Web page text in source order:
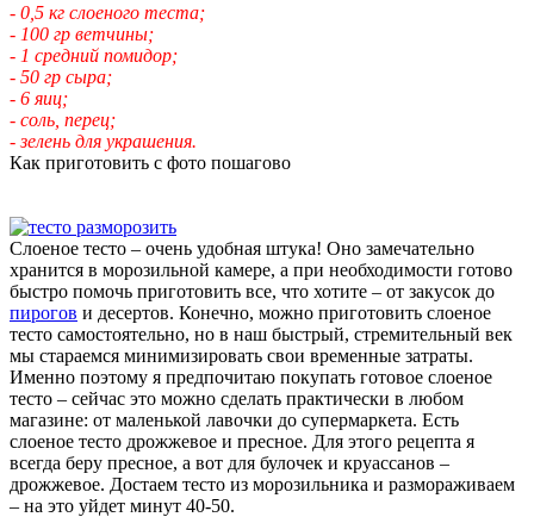
- 0,5 кг слоеного теста;
- 100 гр ветчины;
- 1 средний помидор;
- 50 гр сыра;
- 6 яиц;
- соль, перец;
- зелень для украшения.
Как приготовить с фото пошагово
Слоеное тесто – очень удобная штука! Оно замечательно
хранится в морозильной камере, а при необходимости готово
быстро помочь приготовить все, что хотите – от закусок до
пирогов и десертов. Конечно, можно приготовить слоеное
тесто самостоятельно, но в наш быстрый, стремительный век
мы стараемся минимизировать свои временные затраты.
Именно поэтому я предпочитаю покупать готовое слоеное
тесто – сейчас это можно сделать практически в любом
магазине: от маленькой лавочки до супермаркета. Есть
слоеное тесто дрожжевое и пресное. Для этого рецепта я
всегда беру пресное, а вот для булочек и круассанов –
дрожжевое. Достаем тесто из морозильника и размораживаем
– на это уйдет минут 40-50.